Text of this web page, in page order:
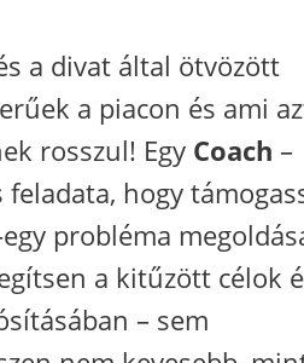
a divat által ötvözött
a piacon és ami
rosszul! Egy Coach –
hogy
probléma
a kitűzött célok
– sem